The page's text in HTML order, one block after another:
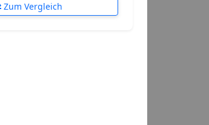
Zum Vergleich